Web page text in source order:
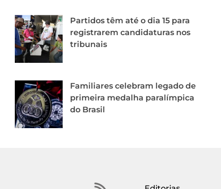
Partidos têm até o dia 15 para
registrarem candidaturas nos
tribunais
Familiares celebram legado de
primeira medalha paralímpica
do Brasil